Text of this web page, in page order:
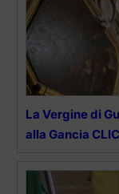
La Vergine di
alla Gancia